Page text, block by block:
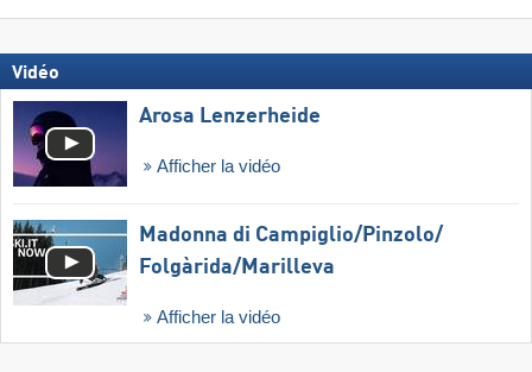
Vidéo
Arosa Lenzerheide
Afficher la vidéo
Madonna di Campiglio/​Pinzolo/​
Folgàrida/​Marilleva
Afficher la vidéo